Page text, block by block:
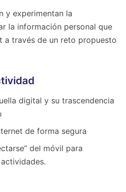
y experimentan la
la información personal que
a través de un reto propuesto
digital y su trascendencia
de forma segura
del móvil para